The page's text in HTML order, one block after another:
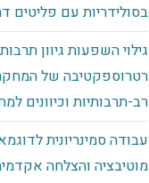
בסולידריות עם פליטים
גילוי השפעות גיוון
רטרוספקטיבה של
רב-תרבותיות וכיוונים
עבודה סמינריונית
מוטיבציה והצלחה